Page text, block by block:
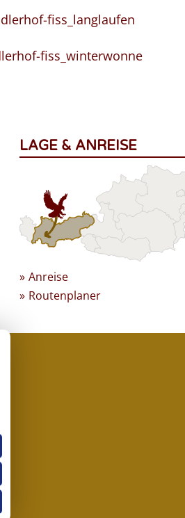
LAGE & ANREISE
Anreise
Routenplaner